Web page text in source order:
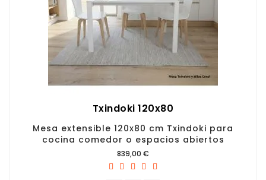
Txindoki 120x80
Mesa extensible 120x80 cm Txindoki para
cocina comedor o espacios abiertos
Precio
839,00 €